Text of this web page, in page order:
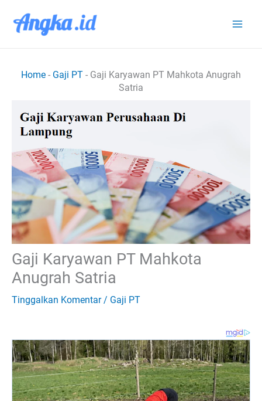
Home - Gaji PT - Gaji Karyawan PT Mahkota Anugrah
Satria
Gaji Karyawan PT Mahkota
Anugrah Satria
Tinggalkan Komentar / Gaji PT